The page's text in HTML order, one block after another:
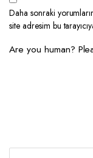
Daha sonraki
site adresim bu
Are you human?